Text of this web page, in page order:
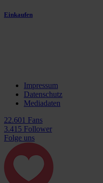
Einkaufen
Impressum
Datenschutz
Mediadaten
22.601 Fans
3.415 Follower
Folge uns